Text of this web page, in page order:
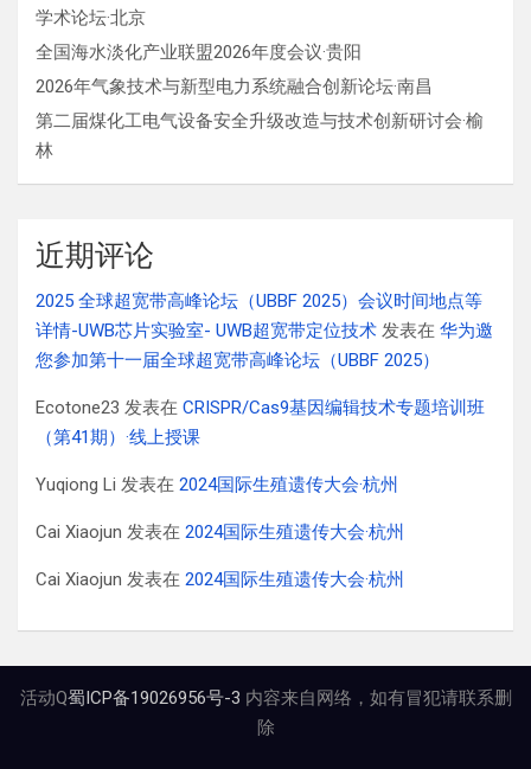
学术论坛·北京
全国海水淡化产业联盟2026年度会议·贵阳
2026年气象技术与新型电力系统融合创新论坛·南昌
第二届煤化工电气设备安全升级改造与技术创新研讨会·榆
林
近期评论
2025 全球超宽带高峰论坛（UBBF 2025）会议时间地点等
详情-UWB芯片实验室- UWB超宽带定位技术 发表在 华为邀
您参加第十一届全球超宽带高峰论坛（UBBF 2025）
Ecotone23 发表在 CRISPR/Cas9基因编辑技术专题培训班
（第41期）·线上授课
Yuqiong Li 发表在 2024国际生殖遗传大会·杭州
Cai Xiaojun 发表在 2024国际生殖遗传大会·杭州
Cai Xiaojun 发表在 2024国际生殖遗传大会·杭州
活动Q蜀ICP备19026956号-3 内容来自网络，如有冒犯请联系删
除